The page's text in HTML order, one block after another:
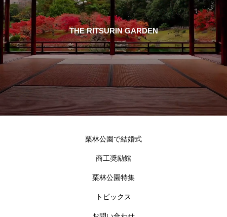
THE RITSURIN GARDEN
栗林公園で結婚式
商工奨励館
栗林公園特集
トピックス